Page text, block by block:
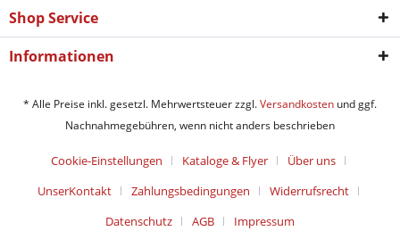
Shop Service
Informationen
* Alle Preise inkl. gesetzl. Mehrwertsteuer zzgl.Versandkosten und ggf.
Nachnahmegebühren, wenn nicht anders beschrieben
Cookie-Einstellungen Kataloge & Flyer
Über uns
UnserKontakt
Zahlungsbedingungen
Widerrufsrecht
Datenschutz
AGB Impressum